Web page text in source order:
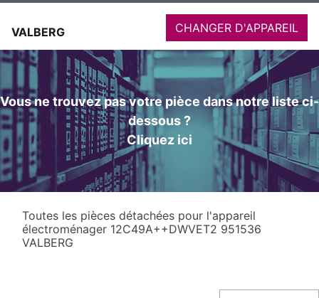
VALBERG CHANGER D'APPAREIL
Vous ne trouvez pas votre pièce dans notre liste ci-
dessous ?
Cliquez ici
Toutes les pièces détachées pour l'appareil
électroménager 12C49A++DWVET2 951536
VALBERG